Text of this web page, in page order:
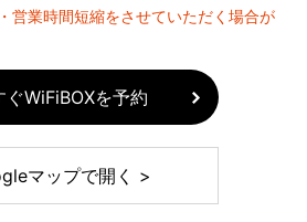
営業時間短縮をさせていただく場合が
ぐWiFiBOXを予約
マップで開く >